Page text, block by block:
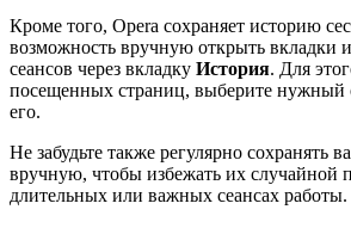
Кроме того, Opera сохраняет историю
возможность вручную открыть вкладки
сеансов через вкладку История. Для
посещенных страниц, выберите нужный
его.
Не забудьте также регулярно сохранять
вручную, чтобы избежать их случайной
длительных или важных сеансах работы.